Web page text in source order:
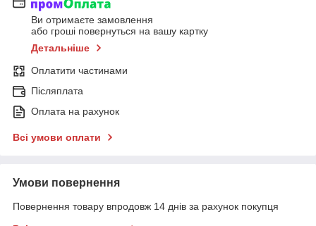
Ви отримаєте замовлення
або гроші повернуться на вашу картку
Детальніше
Оплатити частинами
Післяплата
Оплата на рахунок
Всі умови оплати
Умови повернення
Повернення товару впродовж 14 днів за рахунок покупця